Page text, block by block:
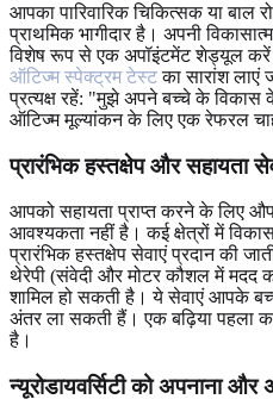
आपका पारिवारिक चिकित्सक या बाल
प्राथमिक भागीदार है। अपनी
विशेष रूप से एक अपॉइंटमेंट शेड्यूल
ऑटिज्म स्पेक्ट्रम टेस्टका सारांश लाएं
प्रत्यक्ष रहें: "मुझे अपने बच्चे के विकास
ऑटिज्म मूल्यांकन के लिए एक रेफरल
प्रारंभिक हस्तक्षेप और सहायता
आपको सहायता प्राप्त करने के लिए
आवश्यकता नहीं है। कई क्षेत्रों में
प्रारंभिक हस्तक्षेप सेवाएं प्रदान की
थेरेपी (संवेदी और मोटर कौशल में मदद
शामिल हो सकती है। ये सेवाएं आपके
अंतर ला सकती हैं। एक बढ़िया
है।
न्यूरोडायवर्सिटी को अपनाना